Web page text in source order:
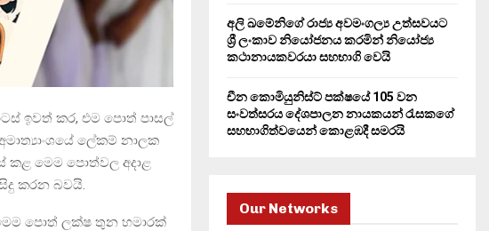
ඉවත් කර, එම පොත් පාසල්
ලේකම් නාලක
කළ මෙම පොත්වල අදාළ
කරන බවයි.
පොත් ලක්ෂ තුන හමාරක්
අලි ඛමේනිගේ රාජ්‍ය අවමංගල්‍ය උත්සවයට
ශ්‍රී ලංකාව නියෝජනය කරමින් නියෝජ්‍ය
කථානායකවරයා සහභාගි වෙයි
චීන කොමියුනිස්ට් පක්ෂයේ 105 වන
සංවත්සරය දේශපාලන නායකයන් රැසකගේ
සහභාගිත්වයෙන් කොළඹදී සමරයි
Our Networks